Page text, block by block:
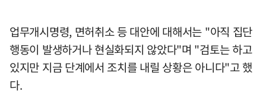
업무개시명령, 면허취소 등 대안에 대해서는 "아직 집단
행동이 발생하거나 현실화되지 않았다"며 "검토는 하고
있지만 지금 단계에서 조치를 내릴 상황은 아니다"고 했
다.